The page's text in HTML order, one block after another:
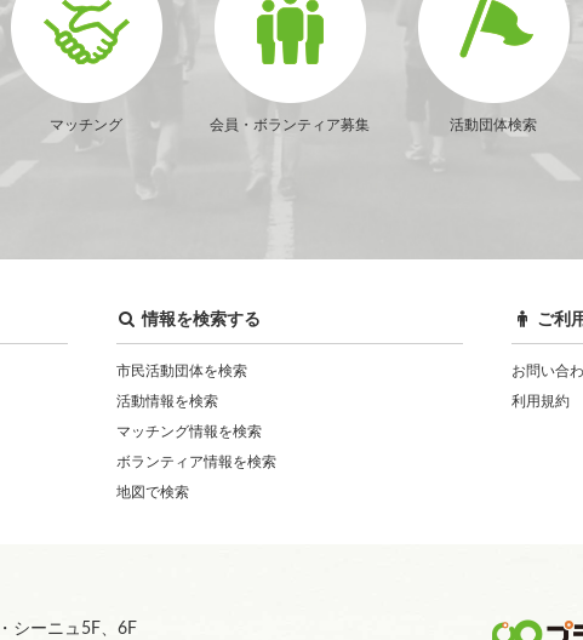
マッチング 会員・ボランティア募集 活動団体検索
情報を検索する
市民活動団体を検索
活動情報を検索
マッチング情報を検索
ボランティア情報を検索
地図で検索
ご利
お問い合
利用規約
シーニュ5F、6F